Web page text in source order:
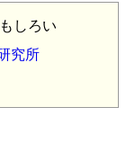
しろい
究所